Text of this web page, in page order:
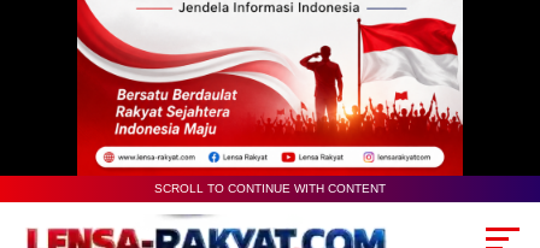
SCROLL TO CONTINUE WITH CONTENT